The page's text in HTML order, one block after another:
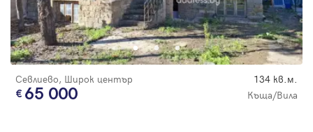
Севлиево, Широк център 134 кв.м.
65 000 Къща/Вила